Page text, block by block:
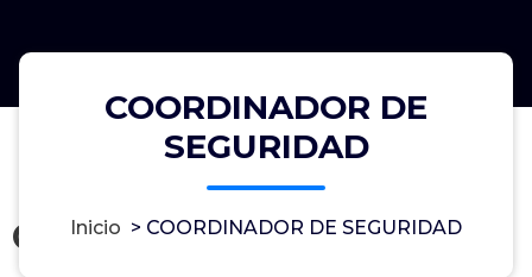
COORDINADOR DE
SEGURIDAD
Inicio > COORDINADOR DE SEGURIDAD
Coordinador de Seguridad